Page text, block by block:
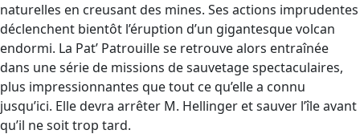
naturelles en creusant des mines. Ses actions imprudentes
déclenchent bientôt l’éruption d’un gigantesque volcan
endormi. La Pat’ Patrouille se retrouve alors entraînée
dans une série de missions de sauvetage spectaculaires,
plus impressionnantes que tout ce qu’elle a connu
jusqu’ici. Elle devra arrêter M. Hellinger et sauver l’île avant
qu’il ne soit trop tard.